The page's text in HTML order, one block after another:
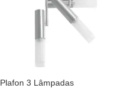
Plafon 3 Lâmpadas